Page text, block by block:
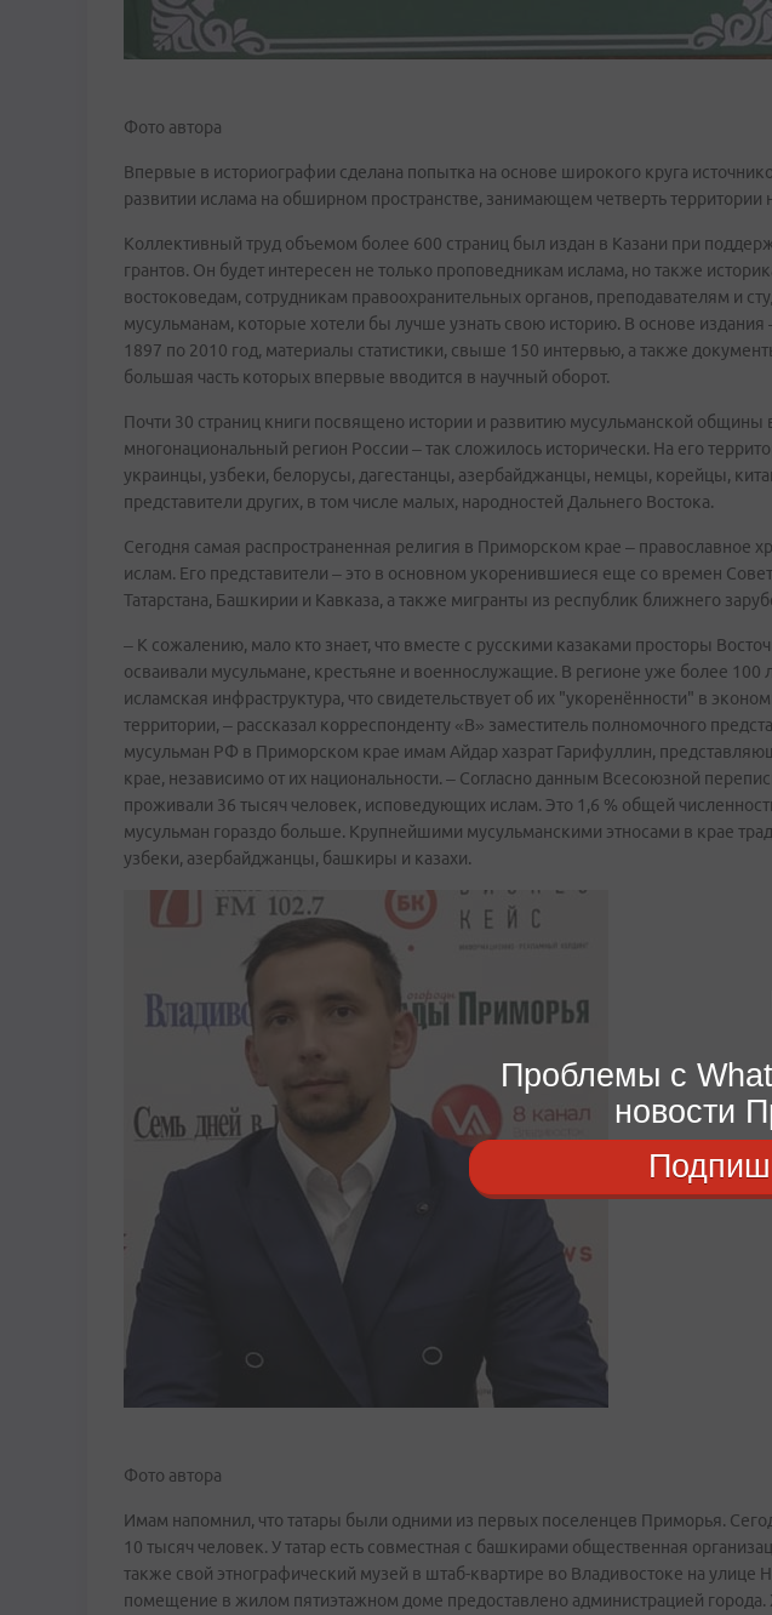
Фото автора
Впервые в историографии сделана попытка на основе широкого круга
развитии ислама на обширном пространстве, занимающем четверть территории
Коллективный труд объемом более 600 страниц был издан в Казани при
грантов. Он будет интересен не только проповедникам ислама, но также
востоковедам, сотрудникам правоохранительных органов, преподавателям и
мусульманам, которые хотели бы лучше узнать свою историю. В основе издания
1897 по 2010 год, материалы статистики, свыше 150 интервью, а также
большая часть которых впервые вводится в научный оборот.
Почти 30 страниц книги посвящено истории и развитию мусульманской
многонациональный регион России – так сложилось исторически. На его
украинцы, узбеки, белорусы, дагестанцы, азербайджанцы, немцы, корейцы,
представители других, в том числе малых, народностей Дальнего Востока.
Сегодня самая распространенная религия в Приморском крае – православное
ислам. Его представители – это в основном укоренившиеся еще со времен
Татарстана, Башкирии и Кавказа, а также мигранты из республик ближнего
– К сожалению, мало кто знает, что вместе с русскими казаками просторы
осваивали мусульмане, крестьяне и военнослужащие. В регионе уже более 100
исламская инфраструктура, что свидетельствует об их "укоренённости" в
территории, – рассказал корреспонденту «В» заместитель полномочного
мусульман РФ в Приморском крае имам Айдар хазрат Гарифуллин,
крае, независимо от их национальности. – Согласно данным Всесоюзной
проживали 36 тысяч человек, исповедующих ислам. Это 1,6 % общей
мусульман гораздо больше. Крупнейшими мусульманскими этносами в крае
узбеки, азербайджанцы, башкиры и казахи.
Фото автора
Имам напомнил, что татары были одними из первых поселенцев Приморья.
10 тысяч человек. У татар есть совместная с башкирами общественная
также свой этнографический музей в штаб-квартире во Владивостоке на улице
помещение в жилом пятиэтажном доме предоставлено администрацией города.
Проблемы с
новости